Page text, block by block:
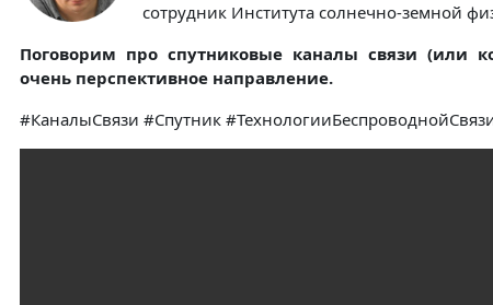
сотрудник Института солнечно-земной
Поговорим про спутниковые каналы связи (или
очень перспективное направление.
#КаналыСвязи #Спутник